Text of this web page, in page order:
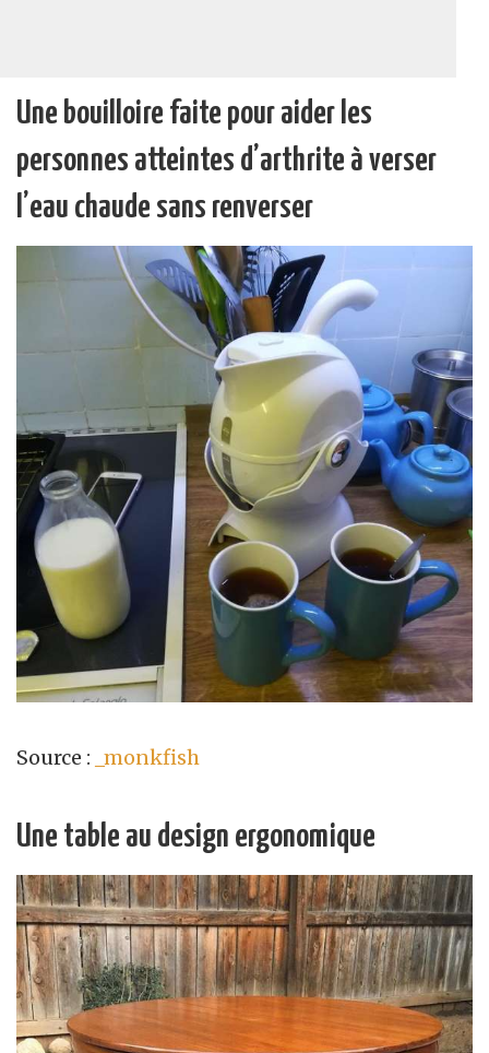
Une bouilloire faite pour aider les
personnes atteintes d’arthrite à verser
l’eau chaude sans renverser
Source : _monkfish
Une table au design ergonomique